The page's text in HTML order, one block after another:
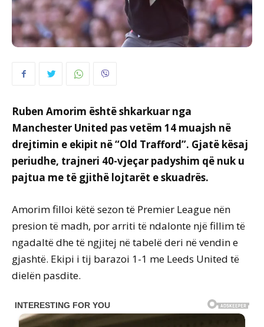
Ruben Amorim është shkarkuar nga
Manchester United pas vetëm 14 muajsh në
drejtimin e ekipit në “Old Trafford”. Gjatë kësaj
periudhe, trajneri 40-vjeçar padyshim që nuk u
pajtua me të gjithë lojtarët e skuadrës.
Amorim filloi këtë sezon të Premier League nën
presion të madh, por arriti të ndalonte një fillim të
ngadaltë dhe të ngjitej në tabelë deri në vendin e
gjashtë. Ekipi i tij barazoi 1-1 me Leeds United të
dielën pasdite.